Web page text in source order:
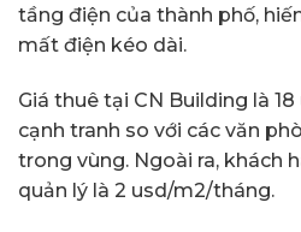
tầng điện của thành phố,
mất điện kéo dài.
Giá thuê tại CN Building là
cạnh tranh so với các văn
trong vùng. Ngoài ra, khách
quản lý là 2 usd/m2/tháng.